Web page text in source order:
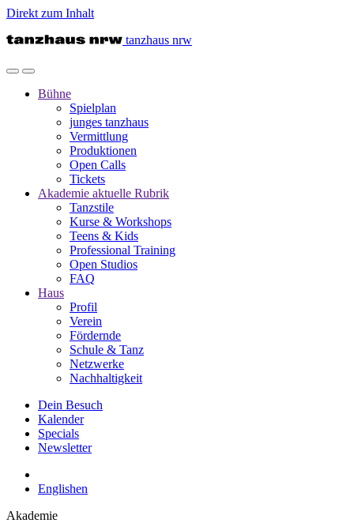
Direkt zum Inhalt
tanzhaus nrw
Bühne
Spielplan
junges tanzhaus
Vermittlung
Produktionen
Open Calls
Tickets
Akademie aktuelle Rubrik
Tanzstile
Kurse & Workshops
Teens & Kids
Professional Training
Open Studios
FAQ
Haus
Profil
Verein
Fördernde
Schule & Tanz
Netzwerke
Nachhaltigkeit
Dein Besuch
Kalender
Specials
Newsletter
Englishen
Akademie